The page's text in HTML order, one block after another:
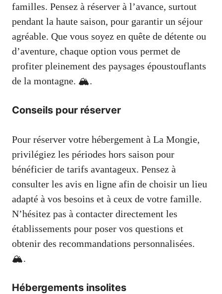
familles. Pensez à réserver à l’avance, surtout
pendant la haute saison, pour garantir un séjour
agréable. Que vous soyez en quête de détente ou
d’aventure, chaque option vous permet de
profiter pleinement des paysages époustouflants
de la montagne. 🏔️.
Conseils pour réserver
Pour réserver votre hébergement à La Mongie,
privilégiez les périodes hors saison pour
bénéficier de tarifs avantageux. Pensez à
consulter les avis en ligne afin de choisir un lieu
adapté à vos besoins et à ceux de votre famille.
N’hésitez pas à contacter directement les
établissements pour poser vos questions et
obtenir des recommandations personnalisées.
🏔️.
Hébergements insolites